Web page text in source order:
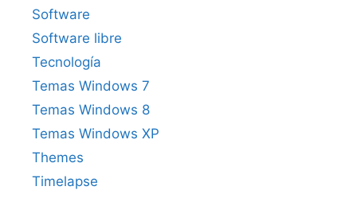
Software
Software libre
Tecnología
Temas Windows 7
Temas Windows 8
Temas Windows XP
Themes
Timelapse